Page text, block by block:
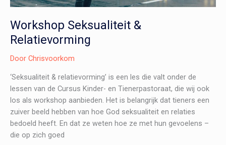
Workshop Seksualiteit &
Relatievorming
Door Chrisvoorkom
‘Seksualiteit & relatievorming’ is een les die valt onder de
lessen van de Cursus Kinder- en Tienerpastoraat, die wij ook
los als workshop aanbieden. Het is belangrijk dat tieners een
zuiver beeld hebben van hoe God seksualiteit en relaties
bedoeld heeft. En dat ze weten hoe ze met hun gevoelens –
die op zich goed